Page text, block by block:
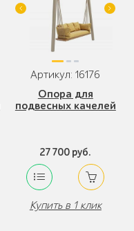
Артикул: 16176
Опора для
подвесных качелей
27 700 руб.
Купить в 1 клик